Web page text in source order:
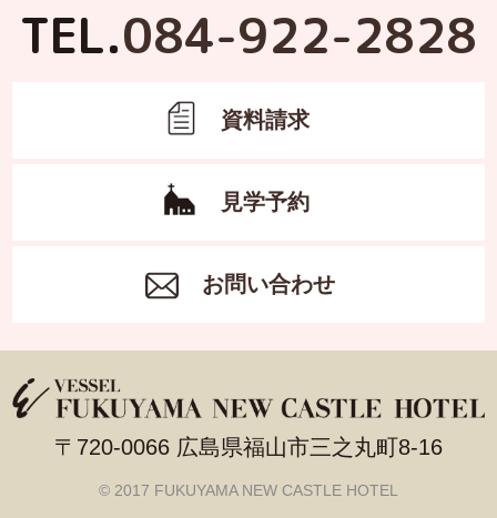
TEL.084-922-2828
資料請求
見学予約
お問い合わせ
〒720-0066 広島県福山市三之丸町8-16
© 2017 FUKUYAMA NEW CASTLE HOTEL